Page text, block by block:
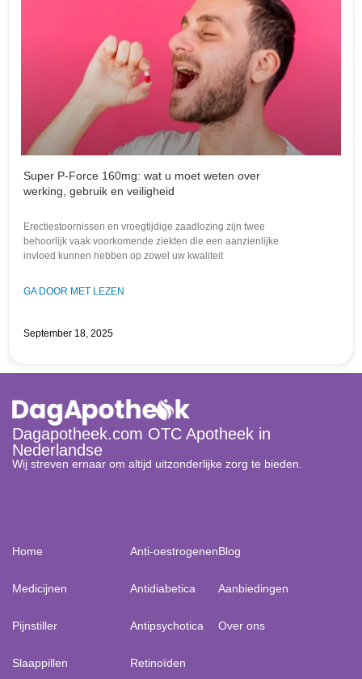
Super P-Force 160mg: wat u moet weten over
werking, gebruik en veiligheid
Erectiestoornissen en vroegtijdige zaadlozing zijn twee
behoorlijk vaak voorkomende ziekten die een aanzienlijke
invloed kunnen hebben op zowel uw kwaliteit
GA DOOR MET LEZEN
September 18, 2025
Dagapotheek.com OTC Apotheek in
Nederlandse
Wij streven ernaar om altijd uitzonderlijke zorg te bieden.
Home
Medicijnen
Pijnstiller
Slaappillen
Anti-oestrogenen
Antidiabetica
Antipsychotica
Retinoïden
Blog
Aanbiedingen
Over ons